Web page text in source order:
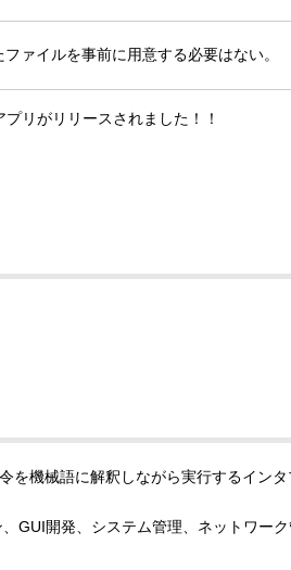
ァイルを事前に用意する必要はない。
リがリリースされました！！
を機械語に解釈しながら実行するイン
GUI開発、システム管理、ネットワー